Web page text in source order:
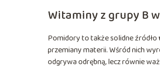
Witaminy z grupy B
Pomidory to także solidne źródło
przemiany materii. Wśród nich
odgrywa odrębną, lecz równie